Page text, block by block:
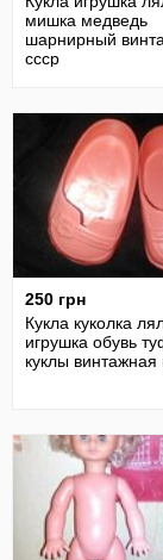
мишка медведь
шарнирный
ссср
250 грн
Кукла куколка
игрушка обувь
куклы винтажная